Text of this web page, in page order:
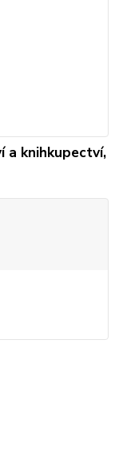
a knihkupectví,